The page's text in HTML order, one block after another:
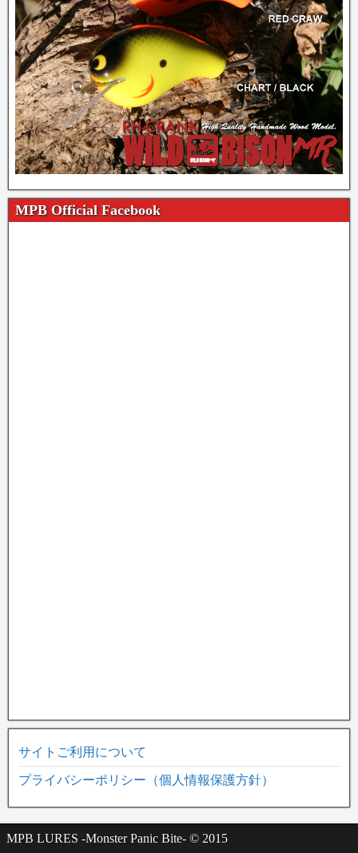
MPB Official Facebook
サイトご利用について
プライバシーポリシー（個人情報保護方針）
MPB LURES -Monster Panic Bite- © 2015